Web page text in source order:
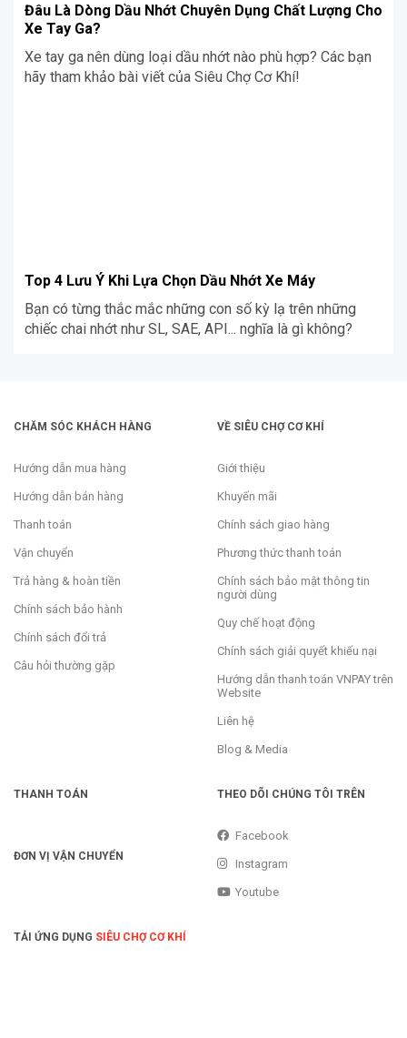
Đâu Là Dòng Dầu Nhớt Chuyên Dụng Chất Lượng Cho
Xe Tay Ga?
Xe tay ga nên dùng loại dầu nhớt nào phù hợp? Các bạn
hãy tham khảo bài viết của Siêu Chợ Cơ Khí!
Top 4 Lưu Ý Khi Lựa Chọn Dầu Nhớt Xe Máy
Bạn có từng thắc mắc những con số kỳ lạ trên những
chiếc chai nhớt như SL, SAE, API... nghĩa là gì không?
CHĂM SÓC KHÁCH HÀNG
Hướng dẫn mua hàng
Hướng dẫn bán hàng
Thanh toán
Vận chuyển
Trả hàng & hoàn tiền
Chính sách bảo hành
Chính sách đổi trả
Câu hỏi thường gặp
VỀ SIÊU CHỢ CƠ KHÍ
Giới thiệu
Khuyến mãi
Chính sách giao hàng
Phương thức thanh toán
Chính sách bảo mật thông tin
người dùng
Quy chế hoạt động
Chính sách giải quyết khiếu nại
Hướng dẫn thanh toán VNPAY trên
Website
Liên hệ
Blog & Media
THANH TOÁN
ĐƠN VỊ VẬN CHUYỂN
THEO DÕI CHÚNG TÔI TRÊN
Facebook
Instagram
Youtube
TẢI ỨNG DỤNG SIÊU CHỢ CƠ KHÍ